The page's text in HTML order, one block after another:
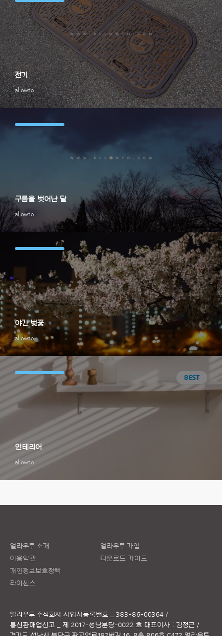
allowto
전기
allowto
구름을 벗어난 달
allowto
야간 벚꽃
allowto
인테리어
얼라우투 소개
이용약관
개인정보보호정책
라이센스
얼라우투 가입
다운로드 가이드
얼라우투 주식회사 사업자등록번호 _ 383-86-00364 /
통신판매업신고 _ 제 2017-성남분당-0022 호 대표이사 : 김정근 /